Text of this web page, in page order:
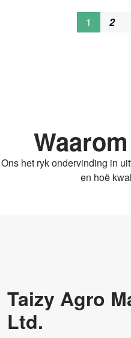
1 2
Ons het ryk ondervinding in
en hoë
Taizy Agro
Ltd.